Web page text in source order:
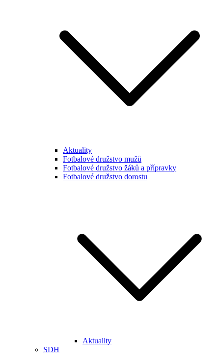
Aktuality
Fotbalové družstvo mužů
Fotbalové družstvo žáků a přípravky
Fotbalové družstvo dorostu
Aktuality
SDH